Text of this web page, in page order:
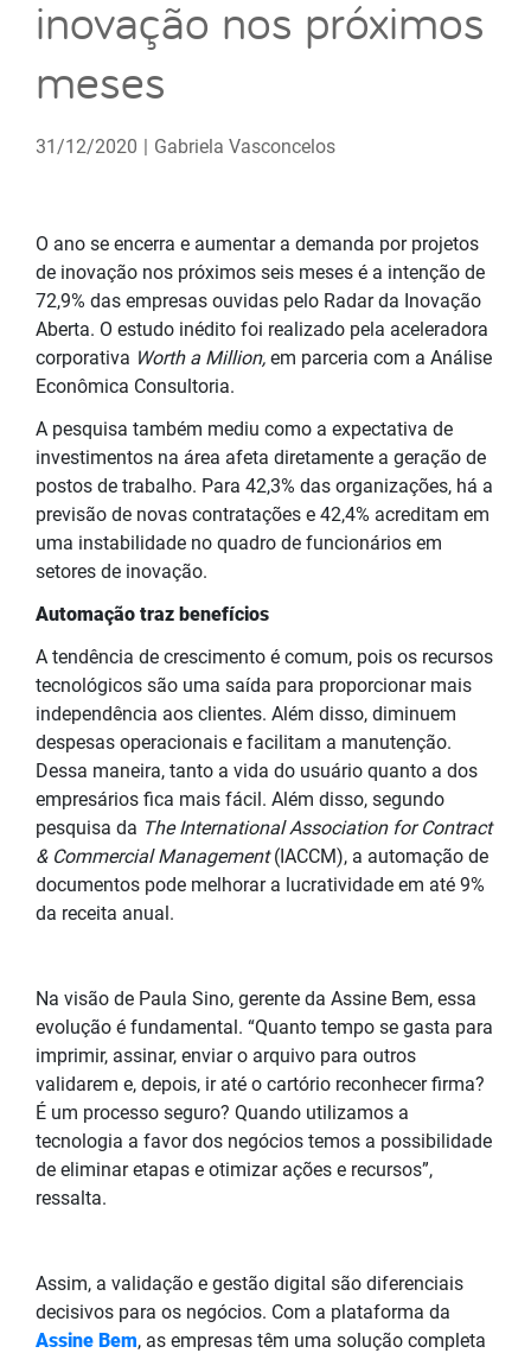
inovação nos próximos
meses
31/12/2020 | Gabriela Vasconcelos
O ano se encerra e aumentar a demanda por projetos
de inovação nos próximos seis meses é a intenção de
72,9% das empresas ouvidas pelo Radar da Inovação
Aberta. O estudo inédito foi realizado pela aceleradora
corporativa Worth a Million, em parceria com a Análise
Econômica Consultoria.
A pesquisa também mediu como a expectativa de
investimentos na área afeta diretamente a geração de
postos de trabalho. Para 42,3% das organizações, há a
previsão de novas contratações e 42,4% acreditam em
uma instabilidade no quadro de funcionários em
setores de inovação.
Automação traz benefícios
A tendência de crescimento é comum, pois os recursos
tecnológicos são uma saída para proporcionar mais
independência aos clientes. Além disso, diminuem
despesas operacionais e facilitam a manutenção.
Dessa maneira, tanto a vida do usuário quanto a dos
empresários fica mais fácil. Além disso, segundo
pesquisa da The International Association for Contract
& Commercial Management(IACCM), a automação de
documentos pode melhorar a lucratividade em até 9%
da receita anual.
Na visão de Paula Sino, gerente da Assine Bem, essa
evolução é fundamental. “Quanto tempo se gasta para
imprimir, assinar, enviar o arquivo para outros
validarem e, depois, ir até o cartório reconhecer firma?
É um processo seguro? Quando utilizamos a
tecnologia a favor dos negócios temos a possibilidade
de eliminar etapas e otimizar ações e recursos”,
ressalta.
Assim, a validação e gestão digital são diferenciais
decisivos para os negócios. Com a plataforma da
Assine Bem, as empresas têm uma solução completa